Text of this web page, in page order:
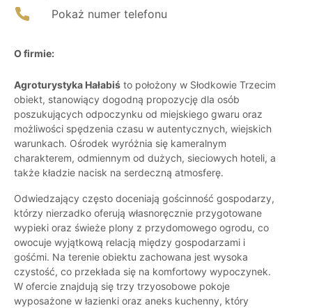
Pokaż numer telefonu
O firmie:
Agroturystyka Hałabiś to położony w Słodkowie Trzecim
obiekt, stanowiący dogodną propozycję dla osób
poszukujących odpoczynku od miejskiego gwaru oraz
możliwości spędzenia czasu w autentycznych, wiejskich
warunkach. Ośrodek wyróżnia się kameralnym
charakterem, odmiennym od dużych, sieciowych hoteli, a
także kładzie nacisk na serdeczną atmosferę.
Odwiedzający często doceniają gościnność gospodarzy,
którzy nierzadko oferują własnoręcznie przygotowane
wypieki oraz świeże plony z przydomowego ogrodu, co
owocuje wyjątkową relacją między gospodarzami i
gośćmi. Na terenie obiektu zachowana jest wysoka
czystość, co przekłada się na komfortowy wypoczynek.
W ofercie znajdują się trzy trzyosobowe pokoje
wyposażone w łazienki oraz aneks kuchenny, który